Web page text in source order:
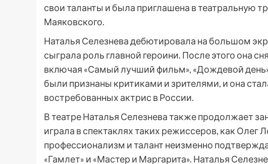
свои таланты и была приглашена в театральную
Маяковского.
Наталья Селезнева дебютировала на большом
сыграла роль главной героини. После этого она
включая «Самый лучший фильм», «Дождевой
были признаны критиками и зрителями, и она
востребованных актрис в России.
В театре Наталья Селезнева также продолжает
играла в спектаклях таких режиссеров, как Олег
профессионализм и талант неизменно
«Гамлет» и «Мастер и Маргарита». Наталья